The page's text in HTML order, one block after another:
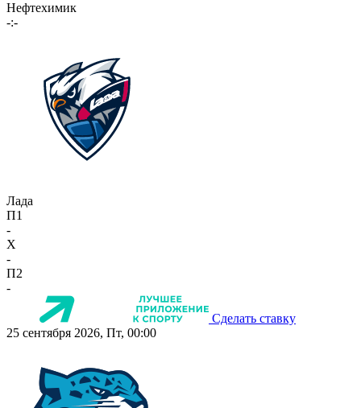
Нефтехимик
-:-
Лада
П1
-
X
-
П2
-
Сделать ставку
25 сентября 2026, Пт, 00:00